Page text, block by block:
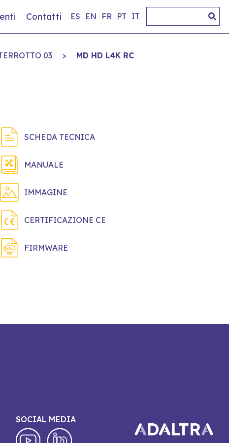
Contatti ES EN FR PT IT
03 > MD HD L4K RC
SCHEDA TECNICA
MANUALE
IMMAGINE
CERTIFICAZIONE CE
FIRMWARE
SOCIAL MEDIA